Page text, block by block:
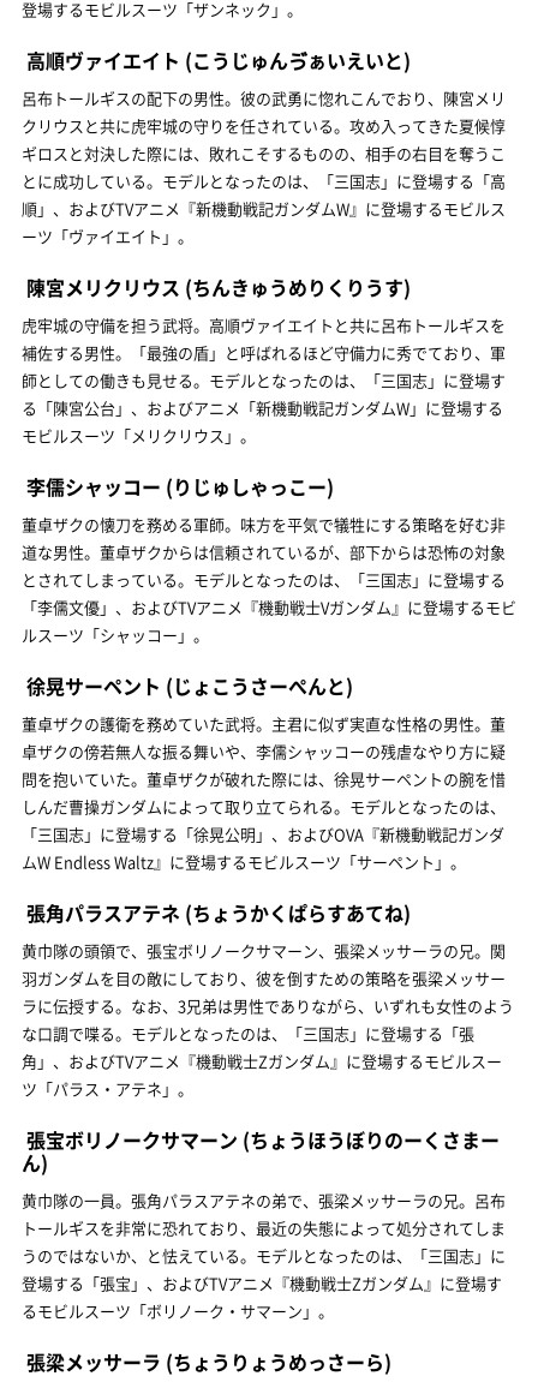
登場するモビルスーツ「ザンネック」。
高順ヴァイエイト (こうじゅんゔぁいえいと)
呂布トールギスの配下の男性。彼の武勇に惚れこんでおり、陳宮メリ
クリウスと共に虎牢城の守りを任されている。攻め入ってきた夏候惇
ギロスと対決した際には、敗れこそするものの、相手の右目を奪うこ
とに成功している。モデルとなったのは、「三国志」に登場する「高
順」、およびTVアニメ『新機動戦記ガンダムW』に登場するモビルス
ーツ「ヴァイエイト」。
陳宮メリクリウス (ちんきゅうめりくりうす)
虎牢城の守備を担う武将。高順ヴァイエイトと共に呂布トールギスを
補佐する男性。「最強の盾」と呼ばれるほど守備力に秀でており、軍
師としての働きも見せる。モデルとなったのは、「三国志」に登場す
る「陳宮公台」、およびアニメ「新機動戦記ガンダムW」に登場する
モビルスーツ「メリクリウス」。
李儒シャッコー (りじゅしゃっこー)
董卓ザクの懐刀を務める軍師。味方を平気で犠牲にする策略を好む非
道な男性。董卓ザクからは信頼されているが、部下からは恐怖の対象
とされてしまっている。モデルとなったのは、「三国志」に登場する
「李儒文優」、およびTVアニメ『機動戦士Vガンダム』に登場するモビ
ルスーツ「シャッコー」。
徐晃サーペント (じょこうさーぺんと)
董卓ザクの護衛を務めていた武将。主君に似ず実直な性格の男性。董
卓ザクの傍若無人な振る舞いや、李儒シャッコーの残虐なやり方に疑
問を抱いていた。董卓ザクが破れた際には、徐晃サーペントの腕を惜
しんだ曹操ガンダムによって取り立てられる。モデルとなったのは、
「三国志」に登場する「徐晃公明」、およびOVA『新機動戦記ガンダ
ムW Endless Waltz』に登場するモビルスーツ「サーペント」。
張角パラスアテネ (ちょうかくぱらすあてね)
黄巾隊の頭領で、張宝ボリノークサマーン、張梁メッサーラの兄。関
羽ガンダムを目の敵にしており、彼を倒すための策略を張梁メッサー
ラに伝授する。なお、3兄弟は男性でありながら、いずれも女性のよう
な口調で喋る。モデルとなったのは、「三国志」に登場する「張
角」、およびTVアニメ『機動戦士Ζガンダム』に登場するモビルスー
ツ「パラス・アテネ」。
張宝ボリノークサマーン (ちょうほうぼりのーくさまー
ん)
黄巾隊の一員。張角パラスアテネの弟で、張梁メッサーラの兄。呂布
トールギスを非常に恐れており、最近の失態によって処分されてしま
うのではないか、と怯えている。モデルとなったのは、「三国志」に
登場する「張宝」、およびTVアニメ『機動戦士Ζガンダム』に登場す
るモビルスーツ「ボリノーク・サマーン」。
張梁メッサーラ (ちょうりょうめっさーら)